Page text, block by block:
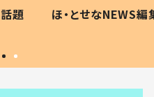
は #令和の親
とせなNEWS編集部
「涙
い」